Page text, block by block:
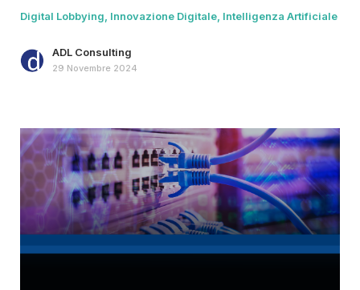
Digital Lobbying Innovazione Digitale Intelligenza Artificiale
ADL Consulting
29 Novembre 2024